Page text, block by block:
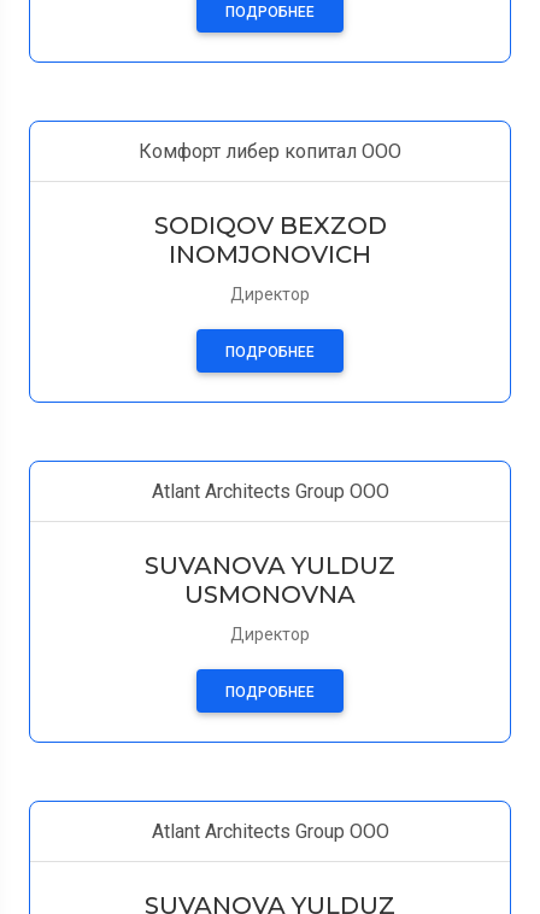
ПОДРОБНЕЕ
Комфорт либер копитал OOO
SODIQOV BEXZOD
INOMJONOVICH
Директор
ПОДРОБНЕЕ
Atlant Architects Group ООО
SUVANOVA YULDUZ
USMONOVNA
Директор
ПОДРОБНЕЕ
Atlant Architects Group ООО
SUVANOVA YULDUZ